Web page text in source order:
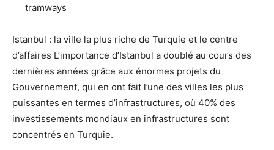
tramways
Istanbul : la ville la plus riche de Turquie et le centre
d’affaires L’importance d’Istanbul a doublé au cours des
dernières années grâce aux énormes projets du
Gouvernement, qui en ont fait l’une des villes les plus
puissantes en termes d’infrastructures, où 40% des
investissements mondiaux en infrastructures sont
concentrés en Turquie.